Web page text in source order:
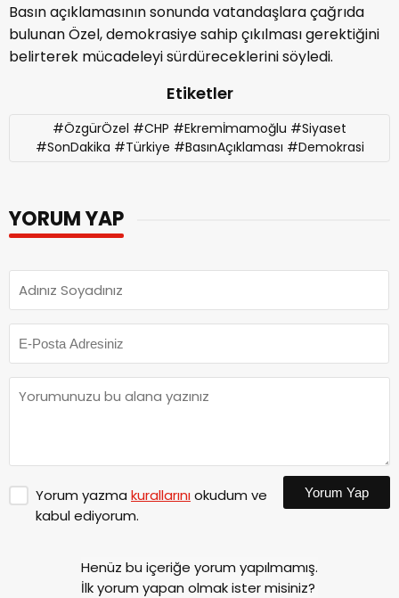
Basın açıklamasının sonunda vatandaşlara çağrıda
bulunan Özel, demokrasiye sahip çıkılması gerektiğini
belirterek mücadeleyi sürdüreceklerini söyledi.
Etiketler
#ÖzgürÖzel #CHP #Ekremİmamoğlu #Siyaset
#SonDakika #Türkiye #BasınAçıklaması #Demokrasi
YORUM YAP
Yorum yazma kurallarınıokudum ve
kabul ediyorum.
Yorum Yap
Henüz bu içeriğe yorum yapılmamış.
İlk yorum yapan olmak ister misiniz?